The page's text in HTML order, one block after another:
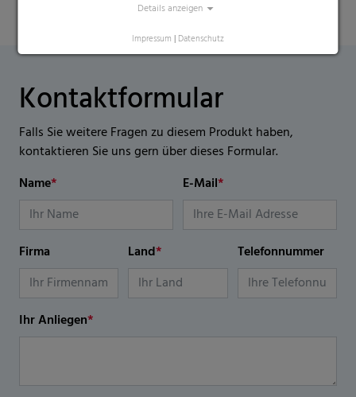
Kontaktformular
Falls Sie weitere Fragen zu diesem Produkt haben,
kontaktieren Sie uns gern über dieses Formular.
Name* E-Mail*
Firma Land* Telefonnummer
Ihr Anliegen*
Details anzeigen
Impressum | Datenschutz